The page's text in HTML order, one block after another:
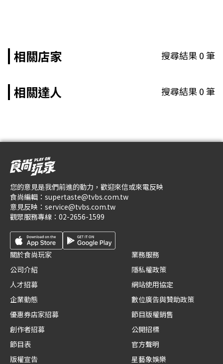
相關店家 搜尋結果0筆
相關達人 搜尋結果0筆
您的意見是我們前進的動力，歡迎來信或來電反映
食尚編輯： supertaste@tvbs.com.tw
意見反映： service@tvbs.com.tw
觀眾服務專線： 02-2656-1599
關於食尚玩家
公司介紹
人才招募
企業動態
優惠券店家招募
創作者招募
節目表
版權宣告
業務服務
隱私權政策
網站使用協定
數位廣告與贊助政策
節目版權銷售
公開招標
官方聲明
星藝象娛樂